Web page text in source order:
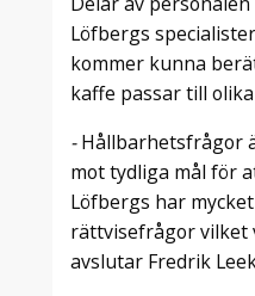
Löfbergs
kommer kunna
kaffe passar till
-Hållbarhetsfrågor
mot tydliga mål för
Löfbergs har
rättvisefrågor vilket
avslutar Fredrik